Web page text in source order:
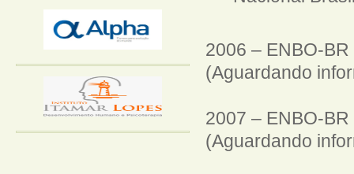
2006 – ENBO-BR
(Aguardando
2007 – ENBO-BR
(Aguardando